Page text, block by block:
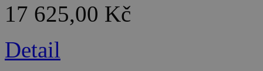
17 625,00 Kč
Detail